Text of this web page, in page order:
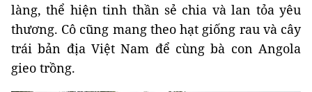
làng, thể hiện tinh thần sẻ chia và lan tỏa yêu
thương. Cô cũng mang theo hạt giống rau và cây
trái bản địa Việt Nam để cùng bà con Angola
gieo trồng.